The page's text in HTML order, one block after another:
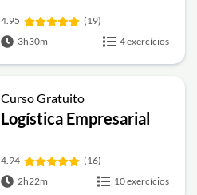
4.95
(19)
3h30m
4 exercícios
Curso Gratuito
Logística Empresarial
4.94
(16)
2h22m
10 exercícios